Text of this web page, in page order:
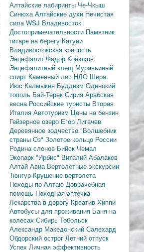
Алтайские лабиринты Че-Чкыш
СинюхаАлтайские духи Нечистая
силаWSJ Владивосток
Достопримечательности Памятник
гитаре на берегу Катуни
Владивостокская крепость
Энцефалит Федор Конюхов
Энцефалитный клещ Муравьиный
спирт Каменный лес НЛО Шира
Июс Калмыкия Буддизм Одинокий
тополь Бай-Терек Сирия Арабская
весна Российские туристы Вторая
Италия Автотуризм Цены на бензин
Гейзерное озеро Егор Лигачев
Деревянное зодчество "Волшебник
страны Оз" Золотое кольцо России
Родина слонов Бийск Чемал
Экопарк "Ирбис" Виталий Абалаков
Алтай Авиа Вертолетные экскурсии
Тюнгур Крушение вертолета
Походы по Алтаю Доврачебная
помощь Походная аптечка
Лекарства в дорогу Креатив Хиппи
Автобусы для проживания Баня на
колесах Сибирь Тобольск
Александр Македонский Салехард
Обдорский острог Летний отпуск
Успех Личная эффективность